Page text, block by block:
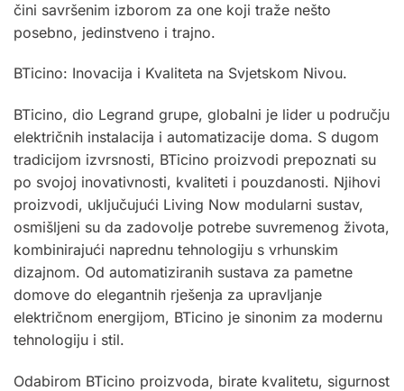
čini savršenim izborom za one koji traže nešto
posebno, jedinstveno i trajno.
BTicino: Inovacija i Kvaliteta na Svjetskom Nivou.
BTicino, dio Legrand grupe, globalni je lider u području
električnih instalacija i automatizacije doma. S dugom
tradicijom izvrsnosti, BTicino proizvodi prepoznati su
po svojoj inovativnosti, kvaliteti i pouzdanosti. Njihovi
proizvodi, uključujući Living Now modularni sustav,
osmišljeni su da zadovolje potrebe suvremenog života,
kombinirajući naprednu tehnologiju s vrhunskim
dizajnom. Od automatiziranih sustava za pametne
domove do elegantnih rješenja za upravljanje
električnom energijom, BTicino je sinonim za modernu
tehnologiju i stil.
Odabirom BTicino proizvoda, birate kvalitetu, sigurnost